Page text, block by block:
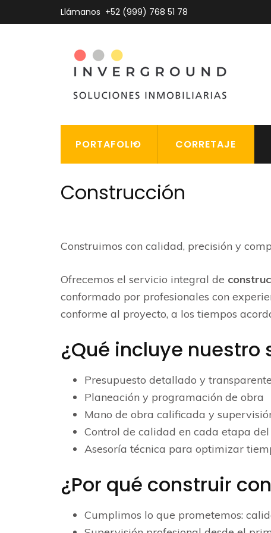
al
Llámanos +52 (999) 768 51 78
PORTAFOLIO CORRETAJE
Construcción
Construimos con calidad, precisión y
Ofrecemos el servicio integral de
conformado por profesionales con
conforme al proyecto, a los tiempos
¿Qué incluye nuestro
Presupuesto detallado y transparente
Planeación y programación de obra
Mano de obra calificada y
Control de calidad en cada etapa del
Asesoría técnica para optimizar
¿Por qué construir
Cumplimos lo que prometemos: